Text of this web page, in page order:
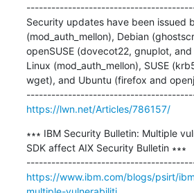
Security updates have been issued
(mod_auth_mellon), Debian
openSUSE (dovecot22, gnuplot,
Linux (mod_auth_mellon), SUSE
wget), and Ubuntu (firefox and
https://lwn.net/Articles/786157/
∗∗∗ IBM Security Bulletin: Multiple
SDK affect AIX Security Bulletin ∗∗∗
https://www.ibm.com/blogs/psirt/